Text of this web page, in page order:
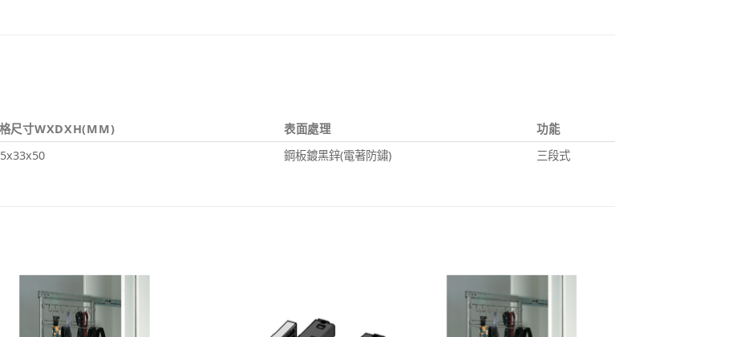
尺寸WXDXH(MM) 表面處理
功能
鋼板鍍黑鋅(電著防鏽) 三段式